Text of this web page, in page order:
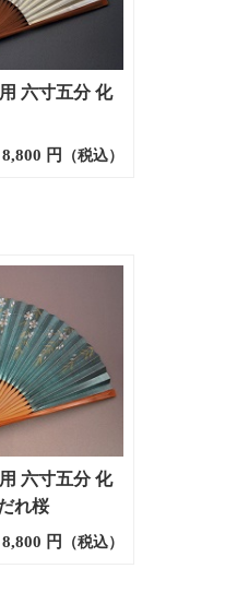
六寸五分 化
8,800 円 （税込）
六寸五分 化
れ桜
8,800 円 （税込）